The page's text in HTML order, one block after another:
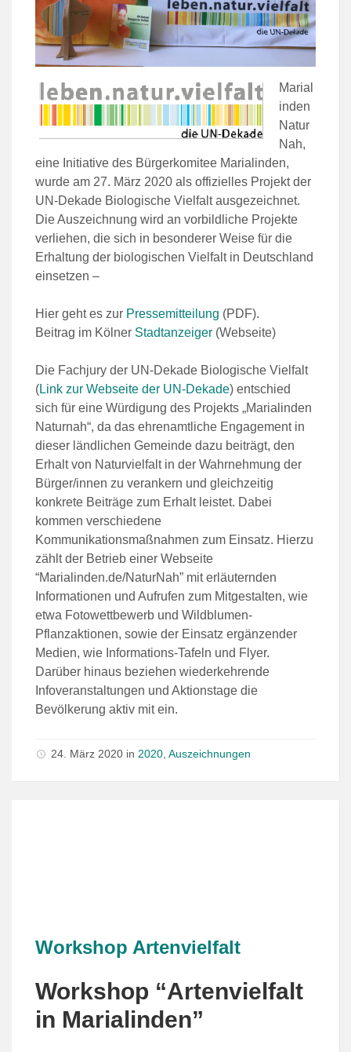
Marial
inden
Natur
Nah,
eine Initiative des Bürgerkomitee Marialinden,
wurde am 27. März 2020 als offizielles Projekt der
UN-Dekade Biologische Vielfalt ausgezeichnet.
Die Auszeichnung wird an vorbildliche Projekte
verliehen, die sich in besonderer Weise für die
Erhaltung der biologischen Vielfalt in Deutschland
einsetzen –
Hier geht es zur Pressemitteilung (PDF).
Beitrag im Kölner Stadtanzeiger (Webseite)
Die Fachjury der UN-Dekade Biologische Vielfalt
(Link zur Webseite der UN-Dekade) entschied
sich für eine Würdigung des Projekts „Marialinden
Naturnah“, da das ehrenamtliche Engagement in
dieser ländlichen Gemeinde dazu beiträgt, den
Erhalt von Naturvielfalt in der Wahrnehmung der
Bürger/innen zu verankern und gleichzeitig
konkrete Beiträge zum Erhalt leistet. Dabei
kommen verschiedene
Kommunikationsmaßnahmen zum Einsatz. Hierzu
zählt der Betrieb einer Webseite
“Marialinden.de/NaturNah” mit erläuternden
Informationen und Aufrufen zum Mitgestalten, wie
etwa Fotowettbewerb und Wildblumen-
Pflanzaktionen, sowie der Einsatz ergänzender
Medien, wie Informations-Tafeln und Flyer.
Darüber hinaus beziehen wiederkehrende
Infoveranstaltungen und Aktionstage die
Bevölkerung aktiv mit ein.
24. März 2020 in 2020, Auszeichnungen
Workshop Artenvielfalt
Workshop “Artenvielfalt
in Marialinden”